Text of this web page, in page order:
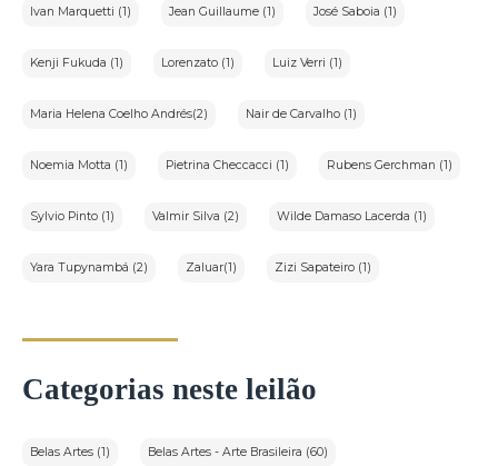
Ivan Marquetti (1) Jean Guillaume (1) José Saboia (1)
Kenji Fukuda (1) Lorenzato (1) Luiz Verri (1)
Maria Helena Coelho Andrés(2) Nair de Carvalho (1)
Noemia Motta (1) Pietrina Checcacci (1) Rubens Gerchman (1)
Sylvio Pinto (1) Valmir Silva (2) Wilde Damaso Lacerda (1)
Yara Tupynambá (2) Zaluar(1) Zizi Sapateiro (1)
Categorias neste leilão
Belas Artes (1) Belas Artes - Arte Brasileira (60)